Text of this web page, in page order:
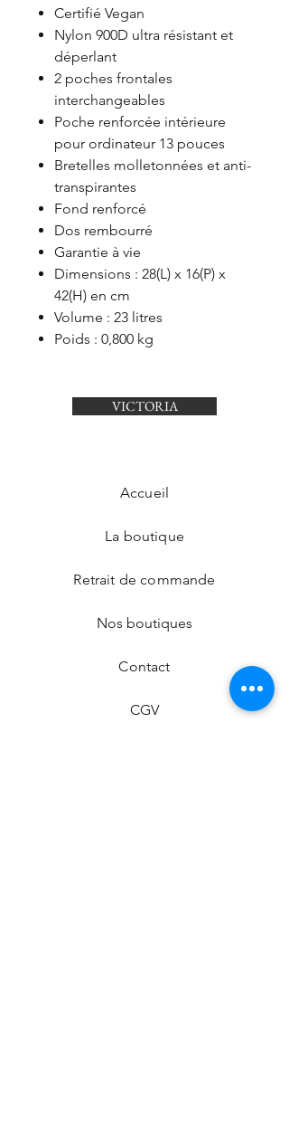
Certifié Vegan
Nylon 900D ultra résistant et
déperlant
2 poches frontales
interchangeables
Poche renforcée intérieure
pour ordinateur 13 pouces
Bretelles molletonnées et anti-
transpirantes
Fond renforcé
Dos rembourré
Garantie à vie
Dimensions : 28(L) x 16(P) x
42(H) en cm
Volume : 23 litres
Poids : 0,800 kg
VICTORIA
Accueil
La boutique
Retrait de commande
Nos boutiques
Contact
CGV